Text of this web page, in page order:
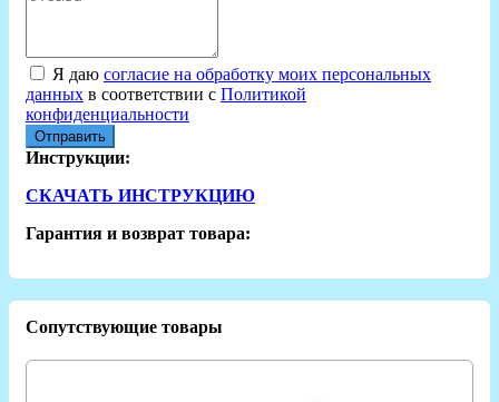
Я даю согласие на обработку моих персональных
данных в соответствии с Политикой
конфиденциальности
Отправить
Инструкции:
СКАЧАТЬ ИНСТРУКЦИЮ
Гарантия и возврат товара:
Сопутствующие товары